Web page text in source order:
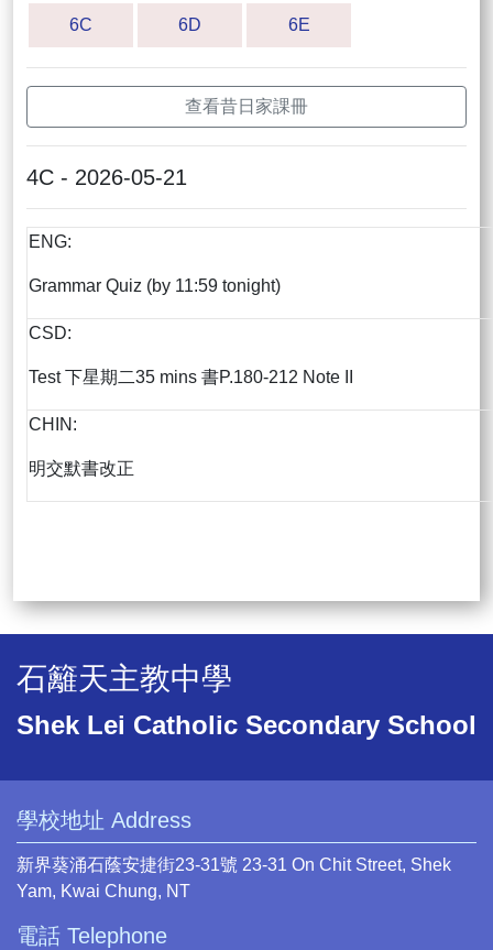
6C 6D 6E
查看昔日家課冊
4C - 2026-05-21
ENG:
Grammar Quiz (by 11:59 tonight)
CSD:
Test 下星期二35 mins 書P.180-212 Note II
CHIN:
明交默書改正
石籬天主教中學
Shek Lei Catholic Secondary School
學校地址 Address
新界葵涌石蔭安捷街23-31號 23-31 On Chit Street, Shek
Yam, Kwai Chung, NT
電話 Telephone